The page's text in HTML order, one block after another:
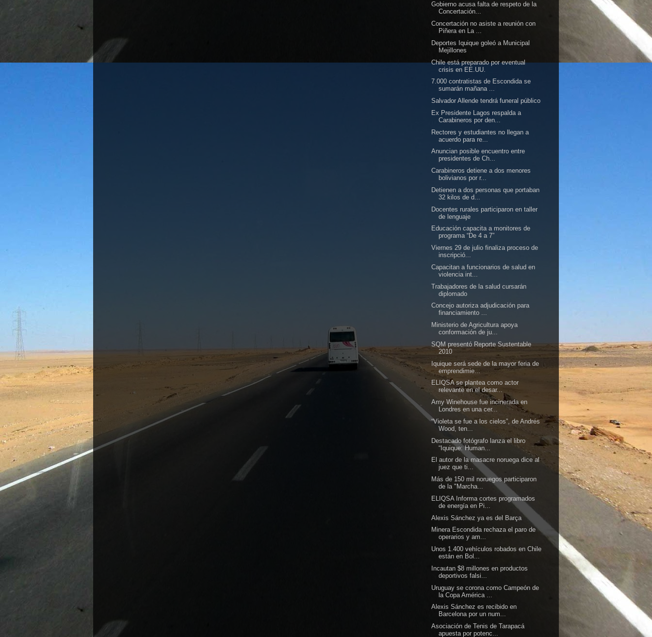
Gobierno acusa falta de respeto de la
Concertación...
Concertación no asiste a reunión con
Piñera en La ...
Deportes Iquique goleó a Municipal
Mejillones
Chile está preparado por eventual
crisis en EE.UU.
7.000 contratistas de Escondida se
sumarán mañana ...
Salvador Allende tendrá funeral público
Ex Presidente Lagos respalda a
Carabineros por den...
Rectores y estudiantes no llegan a
acuerdo para re...
Anuncian posible encuentro entre
presidentes de Ch...
Carabineros detiene a dos menores
bolivianos por r...
Detienen a dos personas que portaban
32 kilos de d...
Docentes rurales participaron en taller
de lenguaje
Educación capacita a monitores de
programa “De 4 a 7”
Viernes 29 de julio finaliza proceso de
inscripció...
Capacitan a funcionarios de salud en
violencia int...
Trabajadores de la salud cursarán
diplomado
Concejo autoriza adjudicación para
financiamiento ...
Ministerio de Agricultura apoya
conformación de ju...
SQM presentó Reporte Sustentable
2010
Iquique será sede de la mayor feria de
emprendimie...
ELIQSA se plantea como actor
relevante en el desar...
Amy Winehouse fue incinerada en
Londres en una cer...
“Violeta se fue a los cielos”, de Andrés
Wood, ten...
Destacado fotógrafo lanza el libro
“Iquique: Human...
El autor de la masacre noruega dice al
juez que ti...
Más de 150 mil noruegos participaron
de la "Marcha...
ELIQSA Informa cortes programados
de energía en Pi...
Alexis Sánchez ya es del Barça
Minera Escondida rechaza el paro de
operarios y am...
Unos 1.400 vehículos robados en Chile
están en Bol...
Incautan $8 millones en productos
deportivos falsi...
Uruguay se corona como Campeón de
la Copa América ...
Alexis Sánchez es recibido en
Barcelona por un num...
Asociación de Tenis de Tarapacá
apuesta por potenc...